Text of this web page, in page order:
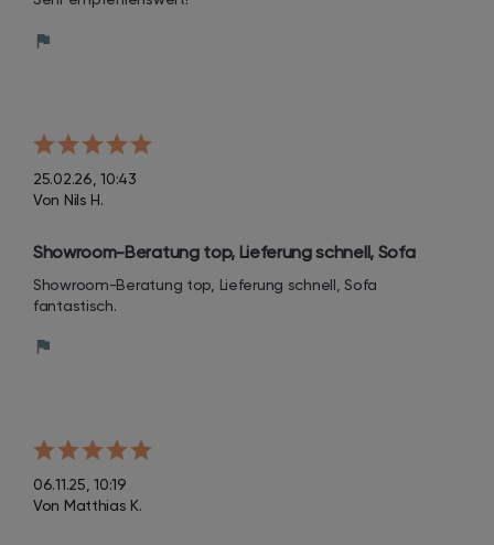
25.02.26, 10:43
Von Nils H.
Showroom-Beratung top, Lieferung schnell, Sofa
fantastisch.
Showroom-Beratung top, Lieferung schnell, Sofa
fantastisch.
06.11.25, 10:19
Von Matthias K.